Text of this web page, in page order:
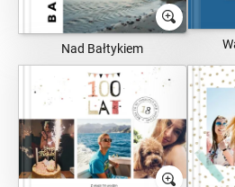
Nad Bałtykiem